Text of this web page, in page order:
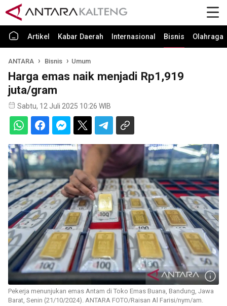
Artikel Kabar Daerah Internasional Bisnis Olahraga
ANTARA Bisnis Umum
Harga emas naik menjadi Rp1,919
juta/gram
Sabtu, 12 Juli 2025 10:26 WIB
Pekerja menunjukan emas Antam di Toko Emas Buana, Bandung, Jawa
Barat, Senin (21/10/2024). ANTARA FOTO/Raisan Al Farisi/nym/am.